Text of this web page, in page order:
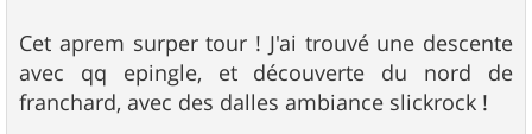
Cet aprem surper tour ! J'ai trouvé une descente
avec qq epingle, et découverte du nord de
franchard, avec des dalles ambiance slickrock !